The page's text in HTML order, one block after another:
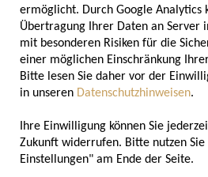
ermöglicht. Durch Google Analytics
Übertragung Ihrer Daten an Server
mit besonderen Risiken für die
einer möglichen Einschränkung
Bitte lesen Sie daher vor der
in unseren Datenschutzhinweisen.
Ihre Einwilligung können Sie
Zukunft widerrufen. Bitte nutzen Sie
Einstellungen" am Ende der Seite.
Pressekontakt
Yasmin Soldierer
Leiterin Öffentlichkeitsarbeit